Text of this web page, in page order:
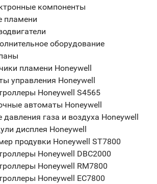
компоненты
пламени
оборудование
пламени Honeywell
управления Honeywell
Honeywell S4565
автоматы Honeywell
давления газа и воздуха Honeywell
дисплея Honeywell
продувки Honeywell ST7800
Honeywell DBC2000
Honeywell RM7800
Honeywell EC7800